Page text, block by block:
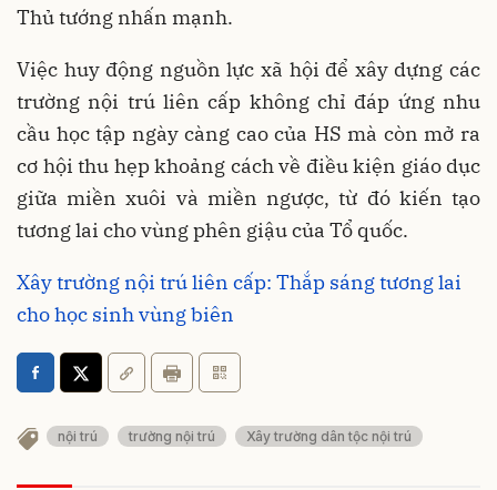
Thủ tướng nhấn mạnh.
Việc huy động nguồn lực xã hội để xây dựng các
trường nội trú liên cấp không chỉ đáp ứng nhu
cầu học tập ngày càng cao của HS mà còn mở ra
cơ hội thu hẹp khoảng cách về điều kiện giáo dục
giữa miền xuôi và miền ngược, từ đó kiến tạo
tương lai cho vùng phên giậu của Tổ quốc.
Xây trường nội trú liên cấp: Thắp sáng tương lai
cho học sinh vùng biên
nội trú trường nội trú Xây trường dân tộc nội trú